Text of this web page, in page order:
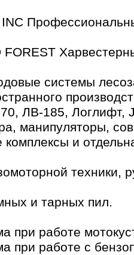
FOREST
системы
ЛВ-185, Логлифт,
манипуляторы,
комплексы и
техники,
и тарных пил.
при работе
при работе с